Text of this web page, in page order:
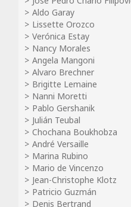
Aldo Garay
Lissette Orozco
Verónica Estay
Nancy Morales
Angela Mangoni
Alvaro Brechner
Brigitte Lemaine
Nanni Moretti
Pablo Gershanik
Julián Teubal
Chochana Boukhobza
André Versaille
Marina Rubino
Mario de Vincenzo
Jean-Christophe Klotz
Patricio Guzmán
Denis Bertrand